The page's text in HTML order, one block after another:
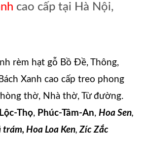
cao cấp tại Hà Nội,
rèm hạt gỗ Bồ Đề, Thông,
Xanh cao cấp treo phong
thờ, Nhà thờ, Từ đường.
Thọ, Phúc-Tâm-An, Hoa Sen,
Hoa Loa Ken, Zíc Zắc